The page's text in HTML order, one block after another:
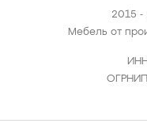
2015 -
Мебель от